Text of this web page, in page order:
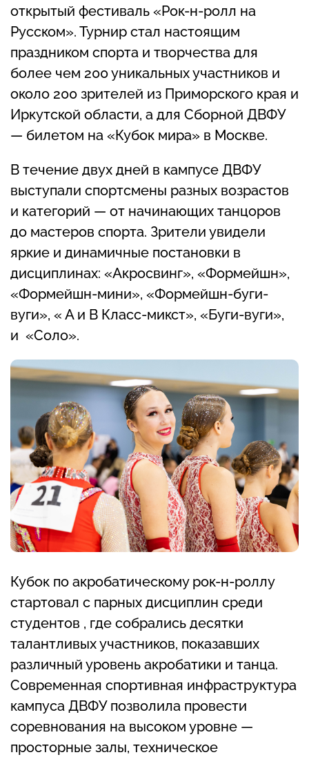
открытый фестиваль «Рок-н-ролл на
Русском». Турнир стал настоящим
праздником спорта и творчества для
более чем 200 уникальных участников и
около 200 зрителей из Приморского края и
Иркутской области, а для Сборной ДВФУ
— билетом на «Кубок мира» в Москве.
В течение двух дней в кампусе ДВФУ
выступали спортсмены разных возрастов
и категорий — от начинающих танцоров
до мастеров спорта. Зрители увидели
яркие и динамичные постановки в
дисциплинах: «Акросвинг», «Формейшн»,
«Формейшн-мини», «Формейшн-буги-
вуги», « А и В Класс-микст», «Буги-вуги»,
и «Соло».
Кубок по акробатическому рок-н-роллу
стартовал с парных дисциплин среди
студентов , где собрались десятки
талантливых участников, показавших
различный уровень акробатики и танца.
Современная спортивная инфраструктура
кампуса ДВФУ позволила провести
соревнования на высоком уровне —
просторные залы, техническое